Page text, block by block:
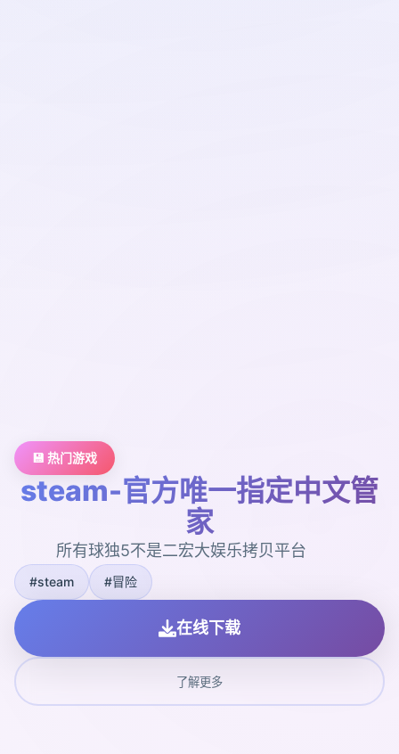
💾 热门游戏
steam-官方唯一指定中文管
家
所有球独5不是二宏大娱乐拷贝平台
#steam #冒险
在线下载
了解更多